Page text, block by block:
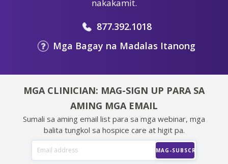
nakakamit.
877.392.1018
Mga Bagay na Madalas Itanong
MGA CLINICIAN: MAG-SIGN UP PARA SA
AMING MGA EMAIL
Sumali sa aming email list para sa mga webinar, mga
balita tungkol sa hospice care at higit pa.